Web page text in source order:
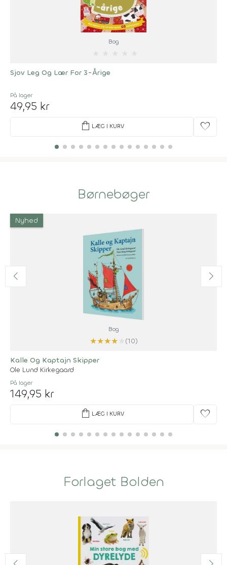
Bog
Sjov Leg Og Lær For 3-Årige
På lager
49,95 kr
shopping_bag LÆG I KURV favorite
Børnebøger
Nyhed
Bog
★★★★
(10)
Kalle Og Kaptajn Skipper
Ole Lund Kirkegaard
På lager
149,95 kr
shopping_bag LÆG I KURV favorite
Forlaget Bolden